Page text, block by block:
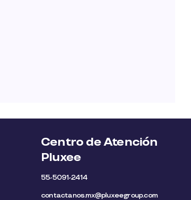
Centro de Atención
Pluxee
55-5091-2414
contactanos.mx@pluxeegroup.com